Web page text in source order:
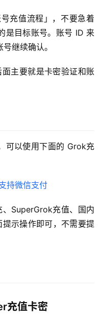
充值流程」，不要急着
是目标账号。账号 ID 来
继续确认。
主要就是卡密验证和账
可以使用下面的 Grok充
持微信支付
SuperGrok充值、国内
示操作即可，不需要提
充值卡密